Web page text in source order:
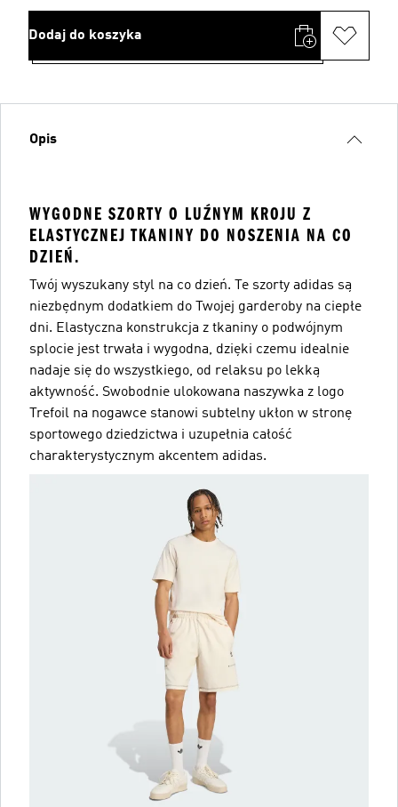
Dodaj do koszyka
Opis
WYGODNE SZORTY O LUŹNYM KROJU Z
ELASTYCZNEJ TKANINY DO NOSZENIA NA CO
DZIEŃ.
Twój wyszukany styl na co dzień. Te szorty adidas są
niezbędnym dodatkiem do Twojej garderoby na ciepłe
dni. Elastyczna konstrukcja z tkaniny o podwójnym
splocie jest trwała i wygodna, dzięki czemu idealnie
nadaje się do wszystkiego, od relaksu po lekką
aktywność. Swobodnie ulokowana naszywka z logo
Trefoil na nogawce stanowi subtelny ukłon w stronę
sportowego dziedzictwa i uzupełnia całość
charakterystycznym akcentem adidas.